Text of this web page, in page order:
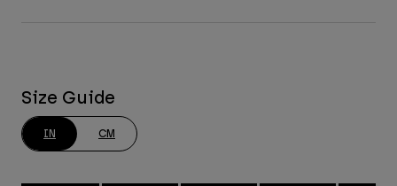
Size Guide
IN CM